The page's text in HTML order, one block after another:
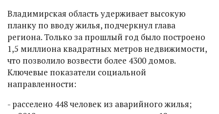
Владимирская область удерживает высокую
планку по вводу жилья, подчеркнул глава
региона. Только за прошлый год было построено
1,5 миллиона квадратных метров недвижимости,
что позволило возвести более 4300 домов.
Ключевые показатели социальной
направленности:
- расселено 448 человек из аварийного жилья;